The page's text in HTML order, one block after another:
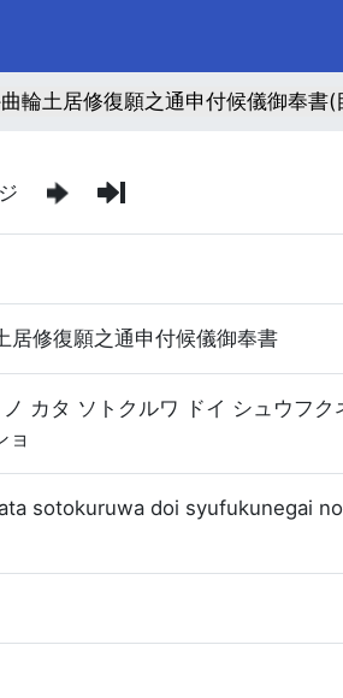
輪土居修復願之通申付候儀御奉書(
居修復願之通申付候儀御奉書
カタ ソトクルワ ドイ シュウフ
ョ
sotokuruwa doi syufukunegai